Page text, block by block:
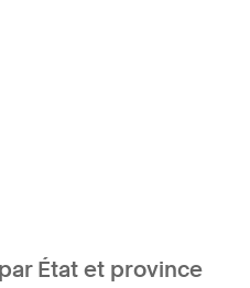
État et province